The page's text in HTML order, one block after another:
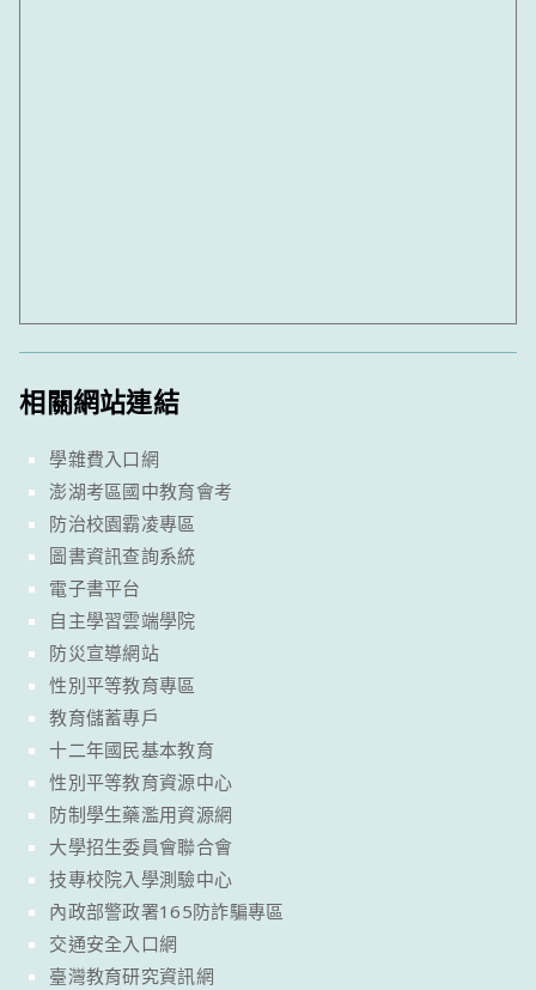
相關網站連結
學雜費入口網
澎湖考區國中教育會考
防治校園霸凌專區
圖書資訊查詢系統
電子書平台
自主學習雲端學院
防災宣導網站
性別平等教育專區
教育儲蓄專戶
十二年國民基本教育
性別平等教育資源中心
防制學生藥濫用資源網
大學招生委員會聯合會
技專校院入學測驗中心
內政部警政署165防詐騙專區
交通安全入口網
臺灣教育研究資訊網